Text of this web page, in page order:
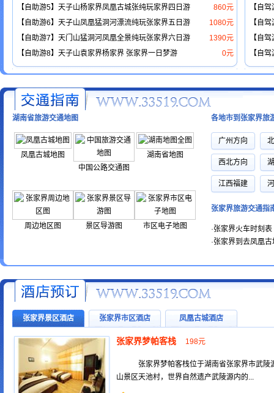
860元
【自助游5】天子山杨家界凤凰古城张纯玩家界四日游
1080元
【自助游6】天子山凤凰猛洞河漂流纯玩张家界五日游
1390元
【自助游7】天门山猛洞河凤凰全景纯玩张家界六日游
0元
【自助游8】天子山袁家界杨家界 张家界一日梦游
【自
【自
【自
【自
湖南省旅游交通地图
凤凰古城地图
中国公路交通图
湖南省地图
周边地区图 景区导游图 市区电子地图
各地市到张家界旅
广州方向
西北方向
江西福建
张家界旅游交通指
·张家界火车时刻
·张家界到去凤凰
张家界景区酒店 张家界市区酒店 凤凰古城酒店
张家界梦帕客栈 198元
张家界梦帕客栈位于湖南省张家界市武陵
山景区天池村，世界自然遗产武陵源内的...